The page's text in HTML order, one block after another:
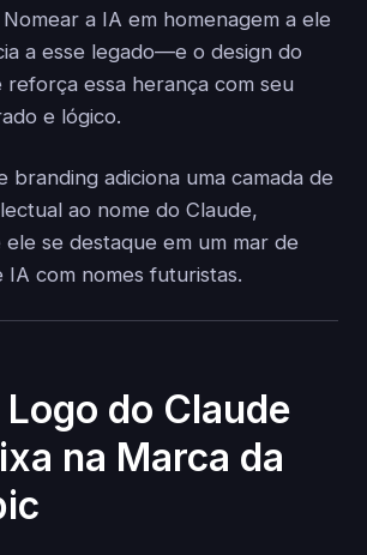
a IA em homenagem a ele
a esse legado—e o design do
reforça essa herança com seu
e lógico.
branding adiciona uma camada de
ao nome do Claude,
se destaque em um mar de
com nomes futuristas.
do Claude
na Marca da